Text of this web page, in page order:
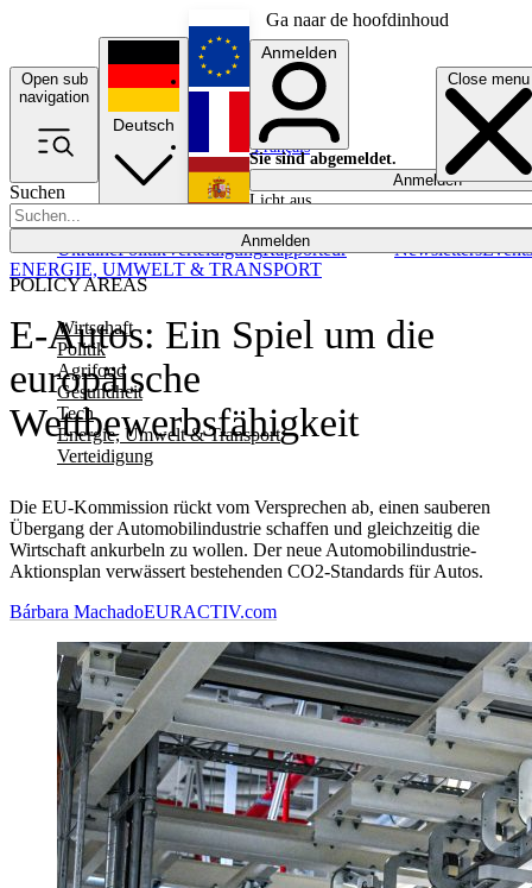
Ga naar de hoofdinhoud
Open sub
navigation
Close menu
Suchen
Anmelden
POLICY AREAS
Wirtschaft
Politik
Agrifood
Gesundheit
Tech
Energie, Umwelt & Transport
Verteidigung
UkrainePolitikVerteidigungRapporteur NewslettersEvents
Deutsch
English
Français
Anmelden
Sie sind abgemeldet.
Anmelden
Licht aus
E-Autos: Ein Spiel um die
europäische
Wettbewerbsfähigkeit
Die EU-Kommission rückt vom Versprechen ab, einen sauberen
Übergang der Automobilindustrie schaffen und gleichzeitig die
Wirtschaft ankurbeln zu wollen. Der neue Automobilindustrie-
Aktionsplan verwässert bestehenden CO2-Standards für Autos.
ENERGIE, UMWELT & TRANSPORT
Bárbara MachadoEURACTIV.com